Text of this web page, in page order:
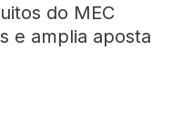
do MEC
e amplia aposta